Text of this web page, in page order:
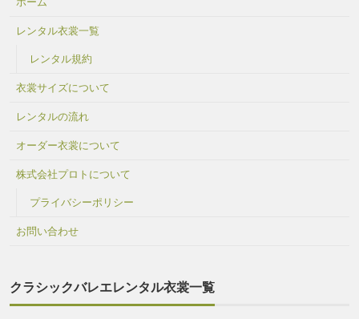
レンタル衣裳一覧
レンタル規約
衣裳サイズについて
レンタルの流れ
オーダー衣裳について
株式会社プロトについて
プライバシーポリシー
お問い合わせ
クラシックバレエレンタル衣裳一覧